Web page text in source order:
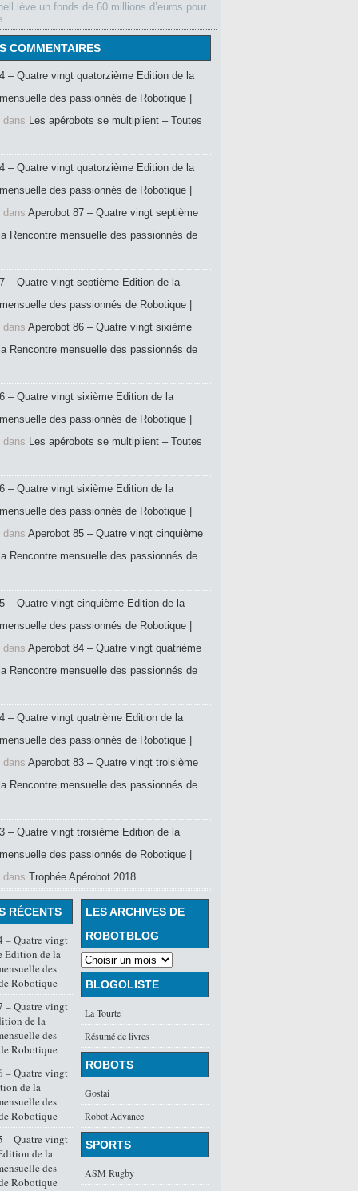
lève un fonds de 60 millions d’euros pour
COMMENTAIRES
– Quatre vingt quatorzième Edition de la
des passionnés de Robotique |
dans Les apérobots se multiplient – Toutes
– Quatre vingt quatorzième Edition de la
des passionnés de Robotique |
dans Aperobot 87 – Quatre vingt septième
Rencontre mensuelle des passionnés de
– Quatre vingt septième Edition de la
des passionnés de Robotique |
dans Aperobot 86 – Quatre vingt sixième
Rencontre mensuelle des passionnés de
– Quatre vingt sixième Edition de la
des passionnés de Robotique |
dans Les apérobots se multiplient – Toutes
– Quatre vingt sixième Edition de la
des passionnés de Robotique |
dans Aperobot 85 – Quatre vingt cinquième
Rencontre mensuelle des passionnés de
– Quatre vingt cinquième Edition de la
des passionnés de Robotique |
dans Aperobot 84 – Quatre vingt quatrième
Rencontre mensuelle des passionnés de
– Quatre vingt quatrième Edition de la
des passionnés de Robotique |
dans Aperobot 83 – Quatre vingt troisième
Rencontre mensuelle des passionnés de
– Quatre vingt troisième Edition de la
des passionnés de Robotique |
dans Trophée Apérobot 2018
LES ARCHIVES DE
ROBOTBLOG
BLOGOLISTE
La Tourte
Résumé de livres
ROBOTS
Gostai
Robot Advance
SPORTS
ASM Rugby
RÉCENTS
– Quatre vingt
Edition de la
des
Robotique
– Quatre vingt
de la
des
Robotique
– Quatre vingt
de la
des
Robotique
– Quatre vingt
de la
des
Robotique